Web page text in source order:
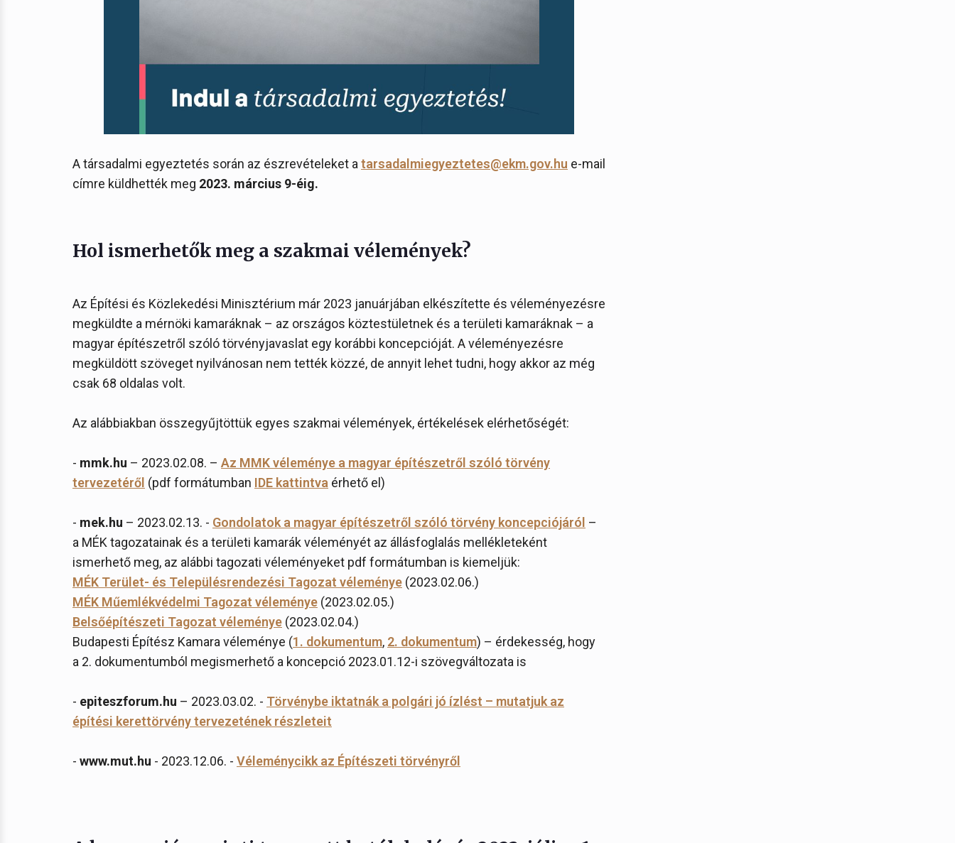
A társadalmi egyeztetés során az észrevételeket a tarsadalmiegyeztetes@ekm.gov.hu e-mail
címre küldhették meg 2023. március 9-éig.
Hol ismerhetők meg a szakmai vélemények?
Az Építési és Közlekedési Minisztérium már 2023 januárjában elkészítette és véleményezésre
megküldte a mérnöki kamaráknak – az országos köztestületnek és a területi kamaráknak – a
magyar építészetről szóló törvényjavaslat egy korábbi koncepcióját. A véleményezésre
megküldött szöveget nyilvánosan nem tették közzé, de annyit lehet tudni, hogy akkor az még
csak 68 oldalas volt.
Az alábbiakban összegyűjtöttük egyes szakmai vélemények, értékelések elérhetőségét:
- mmk.hu – 2023.02.08. – Az MMK véleménye a magyar építészetről szóló törvény
tervezetéről (pdf formátumban IDE kattintva érhető el)
- mek.hu – 2023.02.13. - Gondolatok a magyar építészetről szóló törvény koncepciójáról –
a MÉK tagozatainak és a területi kamarák véleményét az állásfoglalás mellékleteként
ismerhető meg, az alábbi tagozati véleményeket pdf formátumban is kiemeljük:
MÉK Terület- és Településrendezési Tagozat véleménye (2023.02.06.)
MÉK Műemlékvédelmi Tagozat véleménye (2023.02.05.)
Belsőépítészeti Tagozat véleménye (2023.02.04.)
Budapesti Építész Kamara véleménye (1. dokumentum, 2. dokumentum) – érdekesség, hogy
a 2. dokumentumból megismerhető a koncepció 2023.01.12-i szövegváltozata is
- epiteszforum.hu – 2023.03.02. - Törvénybe iktatnák a polgári jó ízlést – mutatjuk az
építési kerettörvény tervezetének részleteit
- www.mut.hu - 2023.12.06. - Véleménycikk az Építészeti törvényről